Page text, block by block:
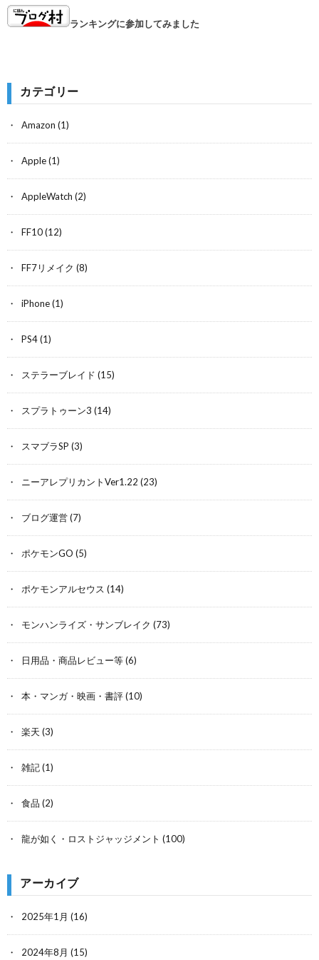
ランキングに参加してみました
カテゴリー
Amazon (1)
Apple(1)
AppleWatch (2)
FF10(12)
FF7リメイク (8)
iPhone(1)
PS4(1)
ステラーブレイド (15)
スプラトゥーン3 (14)
スマブラSP (3)
ニーアレプリカントVer1.22 (23)
ブログ運営(7)
ポケモンGO (5)
ポケモンアルセウス (14)
モンハンライズ・サンブレイク (73)
日用品・商品レビュー等(6)
本・マンガ・映画・書評(10)
楽天 (3)
雑記(1)
食品 (2)
龍が如く・ロストジャッジメント (100)
アーカイブ
2025年1月 (16)
2024年8月 (15)